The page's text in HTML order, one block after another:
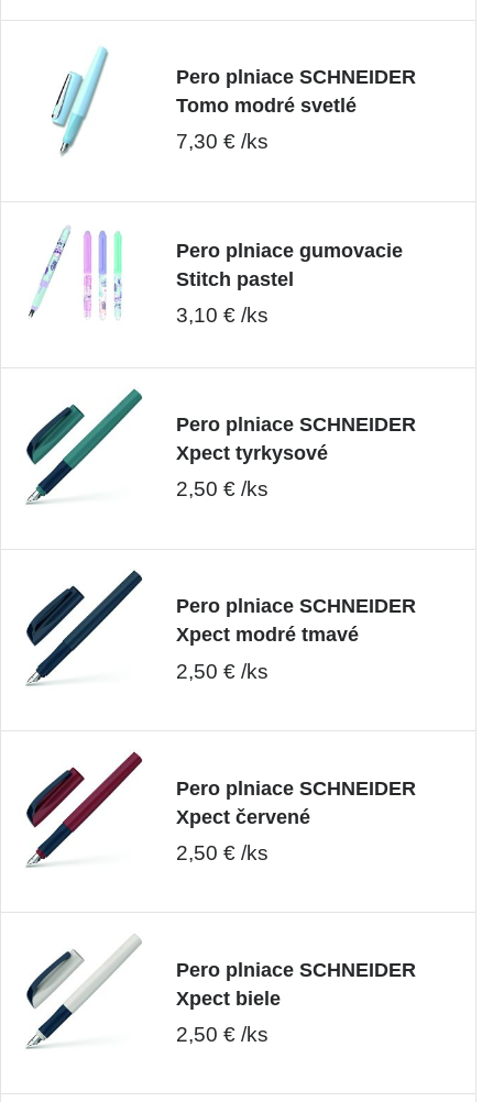
Pero plniace SCHNEIDER
Tomo modré svetlé
7,30 € /ks
Pero plniace gumovacie
Stitch pastel
3,10 € /ks
Pero plniace SCHNEIDER
Xpect tyrkysové
2,50 € /ks
Pero plniace SCHNEIDER
Xpect modré tmavé
2,50 € /ks
Pero plniace SCHNEIDER
Xpect červené
2,50 € /ks
Pero plniace SCHNEIDER
Xpect biele
2,50 € /ks